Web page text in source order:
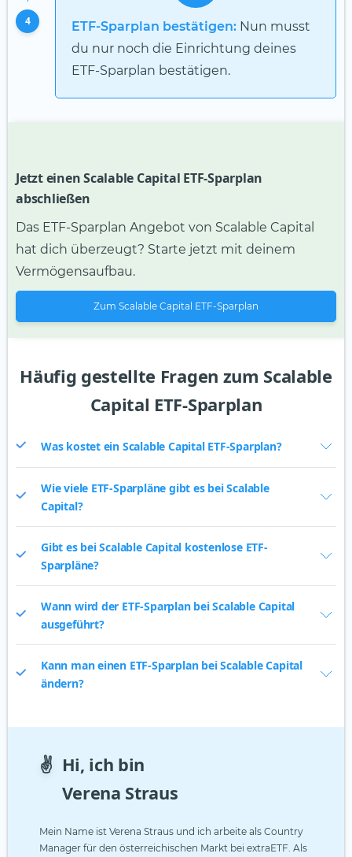
4 ETF-Sparplan bestätigen: Nun musst
du nur noch die Einrichtung deines
ETF-Sparplan bestätigen.
Jetzt einen Scalable Capital ETF-Sparplan
abschließen
Das ETF-Sparplan Angebot von Scalable Capital
hat dich überzeugt? Starte jetzt mit deinem
Vermögensaufbau.
Zum Scalable Capital ETF-Sparplan
Häufig gestellte Fragen zum Scalable
Capital ETF-Sparplan
Was kostet ein Scalable Capital ETF-Sparplan?
Wie viele ETF-Sparpläne gibt es bei Scalable
Capital?
Gibt es bei Scalable Capital kostenlose ETF-
Sparpläne?
Wann wird der ETF-Sparplan bei Scalable Capital
ausgeführt?
Kann man einen ETF-Sparplan bei Scalable Capital
ändern?
✌️ Hi, ich bin
Verena Straus
Mein Name ist Verena Straus und ich arbeite als Country
Manager für den österreichischen Markt bei extraETF. Als